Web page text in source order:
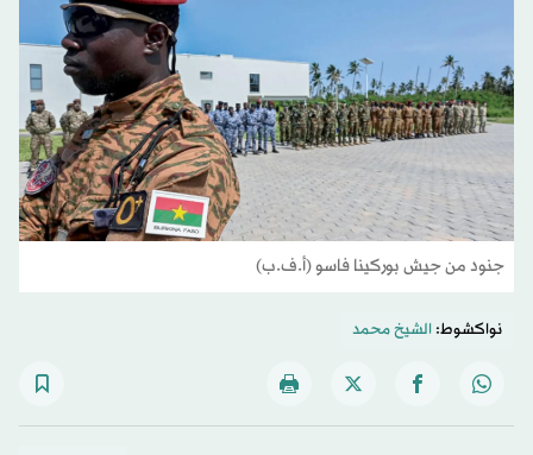
جنود من جيش بوركينا فاسو (أ.ف.ب)
نواكشوط:الشيخ محمد